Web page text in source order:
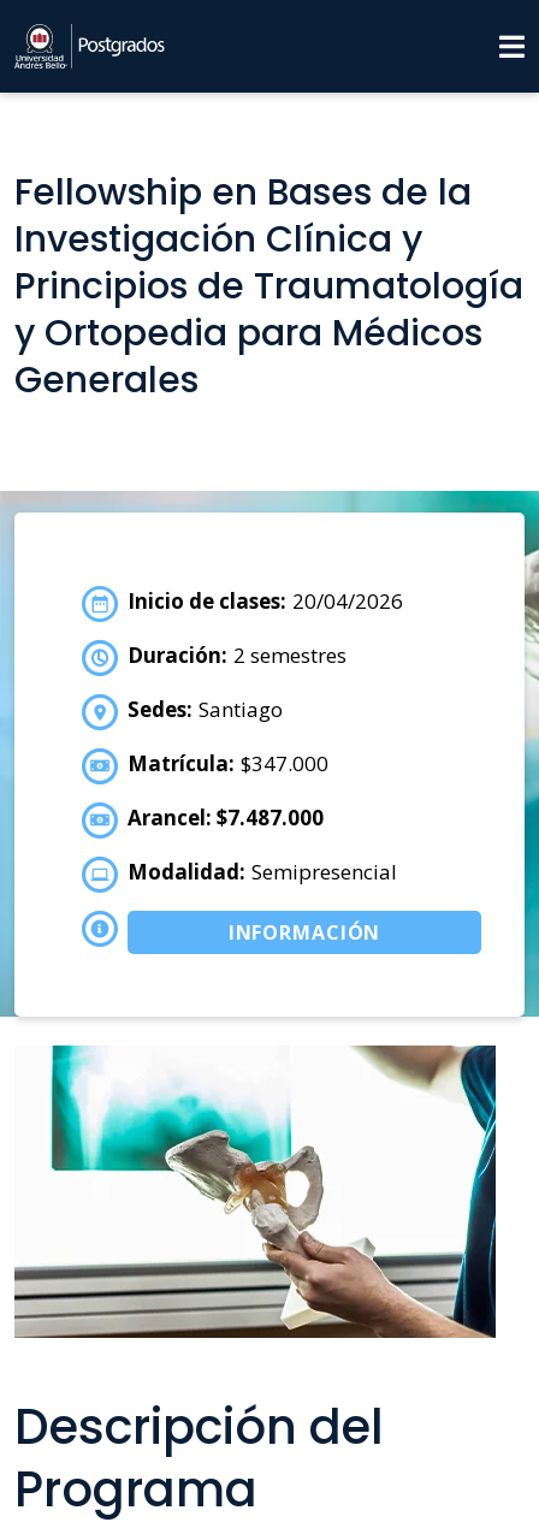
Fellowship en Bases de la
Investigación Clínica y
Principios de Traumatología
y Ortopedia para Médicos
Generales​
Inicio de clases: 20/04/2026
Duración: 2 semestres
Sedes: Santiago
Matrícula: $347.000
Arancel: $7.487.000
Modalidad: Semipresencial
INFORMACIÓN
Descripción del
Programa